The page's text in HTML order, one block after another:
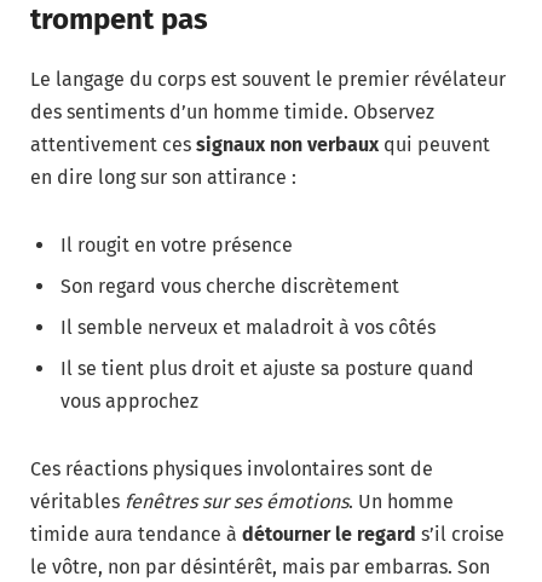
trompent pas
Le langage du corps est souvent le premier révélateur
des sentiments d’un homme timide. Observez
attentivement ces signaux non verbaux qui peuvent
en dire long sur son attirance :
Il rougit en votre présence
Son regard vous cherche discrètement
Il semble nerveux et maladroit à vos côtés
Il se tient plus droit et ajuste sa posture quand
vous approchez
Ces réactions physiques involontaires sont de
véritables fenêtres sur ses émotions. Un homme
timide aura tendance à détourner le regard s’il croise
le vôtre, non par désintérêt, mais par embarras. Son